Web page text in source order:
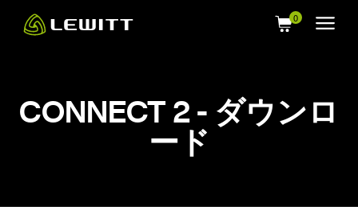
CONNECT 2 - ダウンロ
ード